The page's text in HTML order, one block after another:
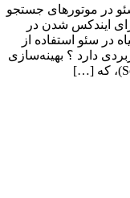
در موتورهای جستجو
ایندکس شدن در
در سئو استفاده از
دارد ؟ بهینه‌سازی